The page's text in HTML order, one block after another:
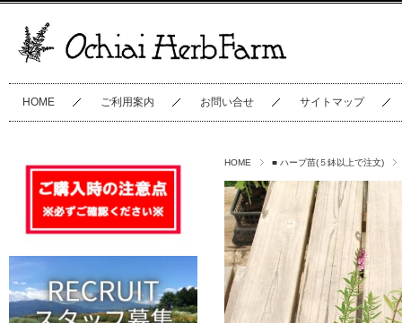
HOME ご利用案内 お問い合せ サイトマップ
HOME ■ ハーブ苗(５鉢以上で注文)